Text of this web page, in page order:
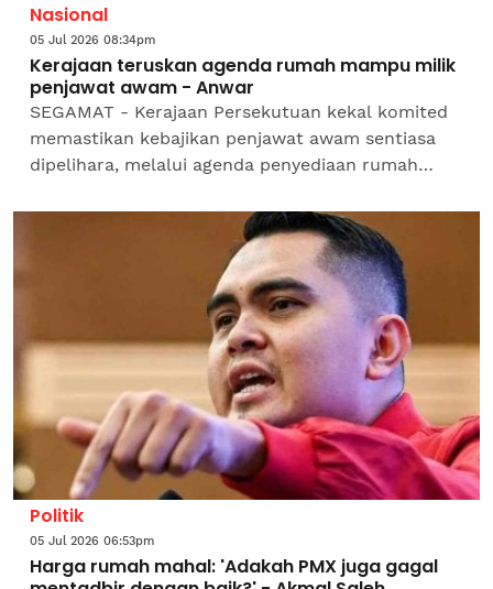
Nasional
05 Jul 2026 08:34pm
Kerajaan teruskan agenda rumah mampu milik
penjawat awam - Anwar
SEGAMAT - Kerajaan Persekutuan kekal komited
memastikan kebajikan penjawat awam sentiasa
dipelihara, melalui agenda penyediaan rumah
hidup golongan...
Politik
05 Jul 2026 06:53pm
Harga rumah mahal: 'Adakah PMX juga gagal